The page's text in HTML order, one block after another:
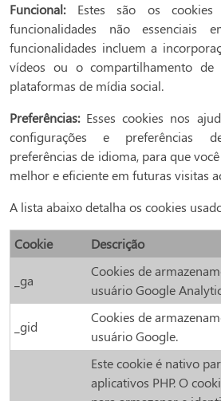
Funcional:Estes são os cookies
funcionalidades não essenciais
funcionalidades incluem a
vídeos ou o compartilhamento
plataformas de mídia social.
Preferências:Esses cookies nos
configurações e preferências
preferências de idioma, para que
melhor e eficiente em futuras visitas
A lista abaixo detalha os cookies
Cookie Descrição
_ga
Cookies de
usuário Google
_gid
Cookies de
usuário Google.
Este cookie é nativo
aplicativos PHP. O